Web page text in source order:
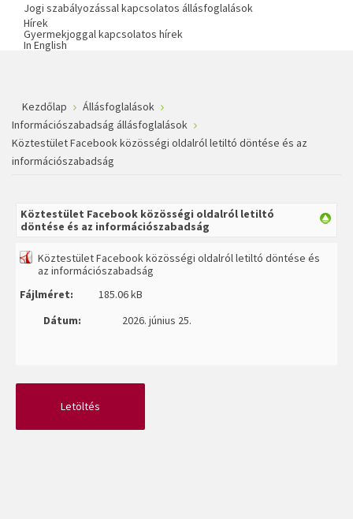
Jogi szabályozással kapcsolatos állásfoglalások
Hírek
Gyermekjoggal kapcsolatos hírek
In English
Kezdőlap
Állásfoglalások
Információszabadság állásfoglalások
Köztestület Facebook közösségi oldalról letiltó döntése és az
információszabadság
Köztestület Facebook közösségi oldalról letiltó
döntése és az információszabadság
Köztestület Facebook közösségi oldalról letiltó döntése és
az információszabadság
Fájlméret:
185.06 kB
Dátum:
2026. június 25.